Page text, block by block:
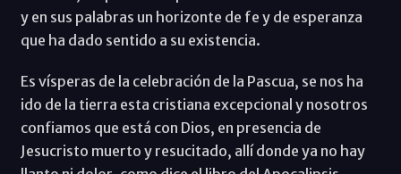
y en sus palabras un horizonte de fe y de esperanza
que ha dado sentido a su existencia.
Es vísperas de la celebración de la Pascua, se nos ha
ido de la tierra esta cristiana excepcional y nosotros
confiamos que está con Dios, en presencia de
Jesucristo muerto y resucitado, allí donde ya no hay